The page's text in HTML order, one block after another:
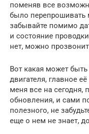
поменяв все
было перепрошивать
забывайте помимо
и состояние
нет, можно
Вот какая может
двигателя, главное
меня все на сегодня,
обновления, и сами
полезного, не
еще о нем не знает,